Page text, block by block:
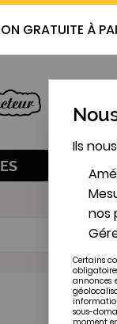
GRATUITE À
Ils
nos
Certains
annonces
sous-